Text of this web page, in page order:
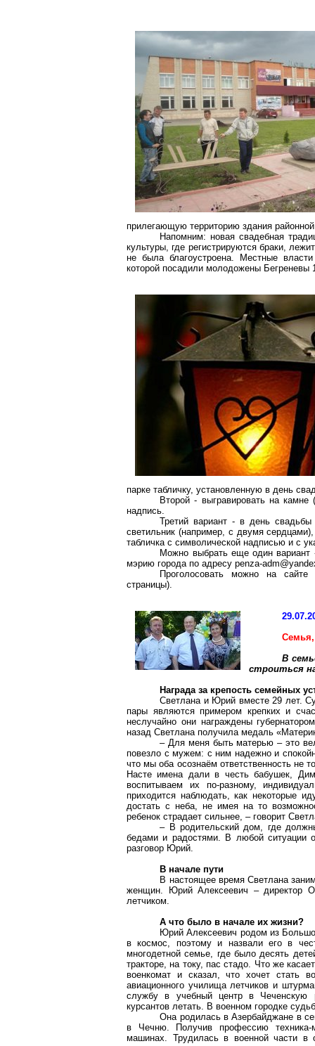
прилегающую территорию здания
Напомним: новая свадебная
культуры, где регистрируются браки,
не была благоустроена. Местные
которой посадили молодожены Бегреневы
парке табличку, установленную в день
Второй - выгравировать на
надпись.
Третий вариант - в день
светильник (например, с двумя
табличка с символической надписью и с
Можно выбрать еще один
мэрию города по адресу penza-
Проголосовать можно на сайте
страницы).
Семья,
В
строиться
Награда за крепость семейных
Светлана и Юрий вместе 29 лет.
пары являются примером крепких и
неслучайно они награждены
назад Светлана получила медаль
– Для меня быть матерью – это
повезло с мужем: с ним надежно и
что мы оба осознаём ответственность не
Насте имена дали в честь бабушек,
воспитываем их по-разному,
приходится наблюдать, как некоторые
достать с неба, не имея на то
ребенок страдает сильнее, – говорит
– В родительский дом, где
бедами и радостями. В любой ситуации
разговор Юрий.
В начале пути
В настоящее время Светлана
женщин. Юрий Алексеевич – директор
летчиком.
А что было в начале их жизни?
Юрий Алексеевич родом из
в космос, поэтому и назвали его в
многодетной семье, где было десять
тракторе, на току, пас стадо. Что же
военкомат и сказал, что хочет стать
авиационного училища летчиков и
службу в учебный центр в Чеченскую
курсантов летать. В военном городке
Она родилась в Азербайджане в
в Чечню. Получив профессию техника-
машинах. Трудилась в военной части в